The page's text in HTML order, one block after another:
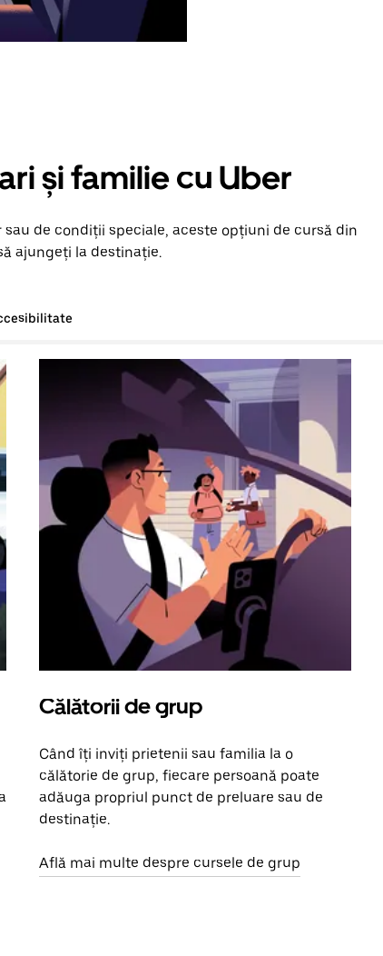
și familie cu Uber
de condiții speciale, aceste opțiuni de cursă din
ajungeți la destinație.
Călătorii de grup
Când îți inviți prietenii sau familia la o
călătorie de grup, fiecare persoană poate
adăuga propriul punct de preluare sau de
destinație.
Află mai multe despre cursele de grup